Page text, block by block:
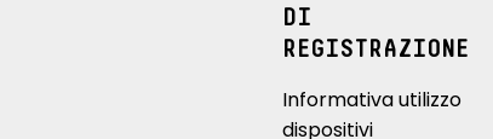
DI
REGISTRAZIONE
Informativa utilizzo
dispositivi